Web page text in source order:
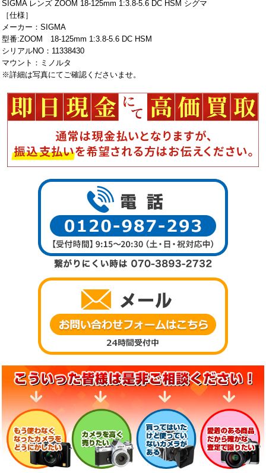
SIGMA レンズ ZOOM 18-125mm 1:3.8-5.6 DC HSM シグマ
［仕様］
メーカー：SIGMA
型番:ZOOM 18-125mm 1:3.8-5.6 DC HSM
シリアルNO：11338430
マウント：ミノルタ
※詳細は写真にてご確認くださいませ。